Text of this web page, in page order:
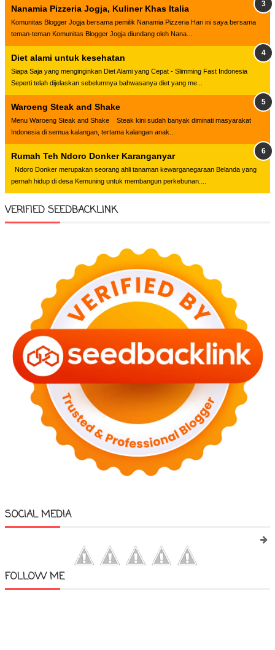
Nanamia Pizzeria Jogja, Kuliner Khas Italia
Komunitas Blogger Jogja bersama pemilik Nanamia Pizzeria Hari ini saya bersama
teman-teman Komunitas Blogger Jogja diundang oleh Nana...
Diet alami untuk kesehatan
Siapa Saja yang menginginkan Diet Alami yang Cepat - Slimming Fast Indonesia
Seperti telah dijelaskan sebelumnya bahwasanya diet yang me...
Waroeng Steak and Shake
Menu Waroeng Steak and Shake Steak kini sudah banyak diminati masyarakat
Indonesia di semua kalangan, tertama kalangan anak...
Rumah Teh Ndoro Donker Karanganyar
Ndoro Donker merupakan seorang ahli tanaman kewarganegaraan Belanda yang
pernah hidup di desa Kemuning untuk membangun perkebunan....
VERIFIED SEEDBACKLINK
SOCIAL MEDIA
FOLLOW ME